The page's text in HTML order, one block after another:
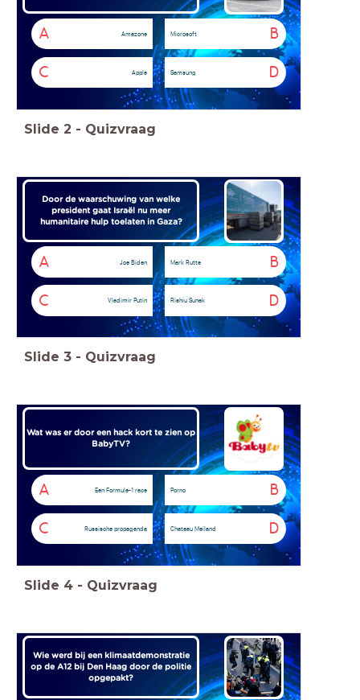
A Amazone B
Microsoft
C Apple D
Samsung
Slide 2 - Quizvraag
Door de waarschuwing van welke
president gaat Israël nu meer
humanitaire hulp toelaten in Gaza?
A Joe Biden B
Mark Rutte
C Vladimir Putin D
Rishiu Sunak
Slide 3 - Quizvraag
Wat was er door een hack kort te zien op
BabyTV?
A Een Formule-1 race B
Porno
C Russische propaganda D
Chateau Meiland
Slide 4 - Quizvraag
Wie werd bij een klimaatdemonstratie
op de A12 bij Den Haag door de politie
opgepakt?